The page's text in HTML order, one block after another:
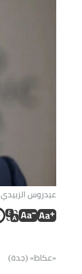
عيدروس الزبيدي
«عكاظ» (جدة)